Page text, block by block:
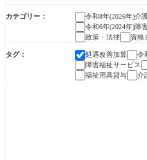
カテゴリー 令和8年(2026年)介
令和6年(2024年)障
政策・法律
資格
タグ 処遇改善加算 令
障害福祉サービス
福祉用具貸与
介
令和8年(2026年